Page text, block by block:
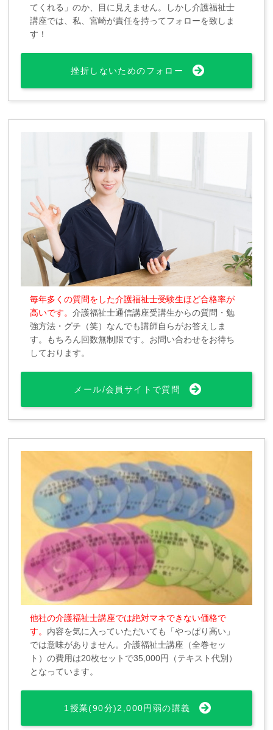
てくれる」のか、目に見えません。しかし介護福祉士
講座では、私、宮崎が責任を持ってフォローを致しま
す！
挫折しないためのフォロー
毎年多くの質問をした介護福祉士受験生ほど合格率が
高いです。介護福祉士通信講座受講生からの質問・勉
強方法・グチ（笑）なんでも講師自らがお答えしま
す。もちろん回数無制限です。お問い合わせをお待ち
しております。
メール/会員サイトで質問
他社の介護福祉士講座では絶対マネできない価格で
す。 内容を気に入っていただいても「やっぱり高い」
では意味がありません。介護福祉士講座（全巻セッ
ト）の費用は20枚セットで35,000円（テキスト代別）
となっています。
1授業(90分)2,000円弱の講義